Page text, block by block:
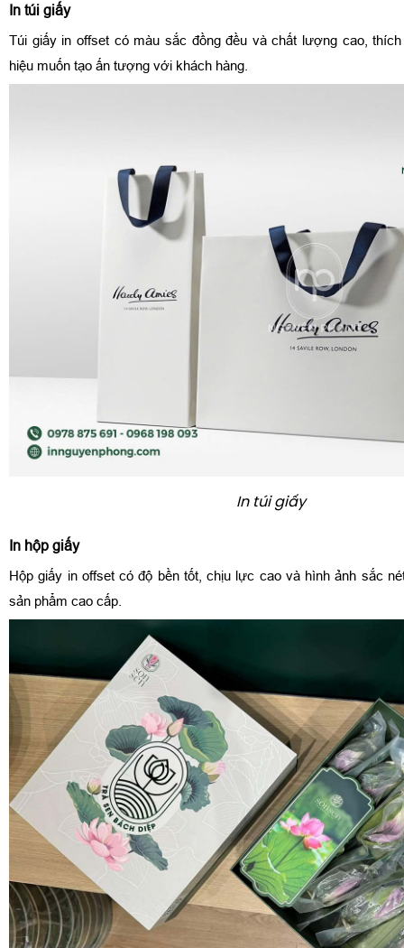
In túi giấy
Túi giấy in offset có màu sắc đồng đều và chất lượng cao,
hiệu muốn tạo ấn tượng với khách hàng.
In túi giấy
In hộp giấy
Hộp giấy in offset có độ bền tốt, chịu lực cao và hình ảnh sắc
sản phẩm cao cấp.